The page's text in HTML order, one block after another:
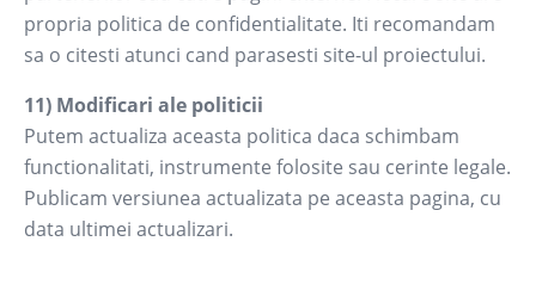
propria politica de confidentialitate. Iti recomandam
sa o citesti atunci cand parasesti site-ul proiectului.
11) Modificari ale politicii
Putem actualiza aceasta politica daca schimbam
functionalitati, instrumente folosite sau cerinte legale.
Publicam versiunea actualizata pe aceasta pagina, cu
data ultimei actualizari.